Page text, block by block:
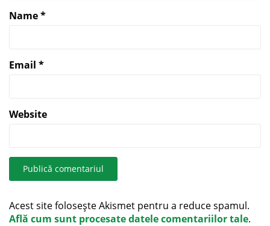
Name*
Email *
Website
Acest site folosește Akismet pentru a reduce spamul.
Află cum sunt procesate datele comentariilor tale.